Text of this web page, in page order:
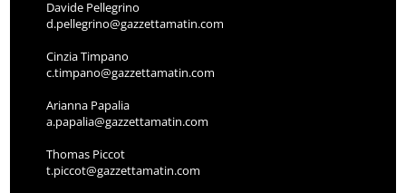
Davide Pellegrino
d.pellegrino@gazzettamatin.com
Cinzia Timpano
c.timpano@gazzettamatin.com
Arianna Papalia
a.papalia@gazzettamatin.com
Thomas Piccot
t.piccot@gazzettamatin.com